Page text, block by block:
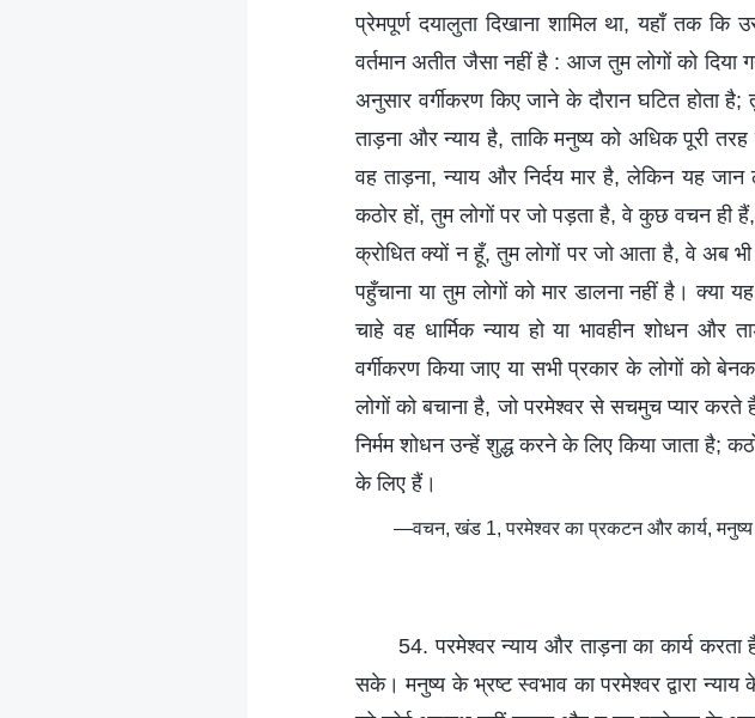
प्रेमपूर्ण दयालुता दिखाना शामिल था, यहाँ तक
वर्तमान अतीत जैसा नहीं है : आज तुम लोगों को दिया
अनुसार वर्गीकरण किए जाने के दौरान घटित होता है;
ताड़ना और न्याय है, ताकि मनुष्य को अधिक पूरी
वह ताड़ना, न्याय और निर्दय मार है, लेकिन यह
कठोर हों, तुम लोगों पर जो पड़ता है, वे कुछ वचन ही
क्रोधित क्यों न हूँ, तुम लोगों पर जो आता है, वे अब
पहुँचाना या तुम लोगों को मार डालना नहीं है।
चाहे वह धार्मिक न्याय हो या भावहीन शोधन
वर्गीकरण किया जाए या सभी प्रकार के लोगों को
लोगों को बचाना है, जो परमेश्वर से सचमुच प्यार करते
निर्मम शोधन उन्हें शुद्ध करने के लिए किया जाता है;
के लिए हैं।
—वचन, खंड 1, परमेश्वर का प्रकटन और कार्य, मनुष्य
54. परमेश्वर न्याय और ताड़ना का कार्य
सके। मनुष्य के भ्रष्ट स्वभाव का परमेश्वर द्वारा